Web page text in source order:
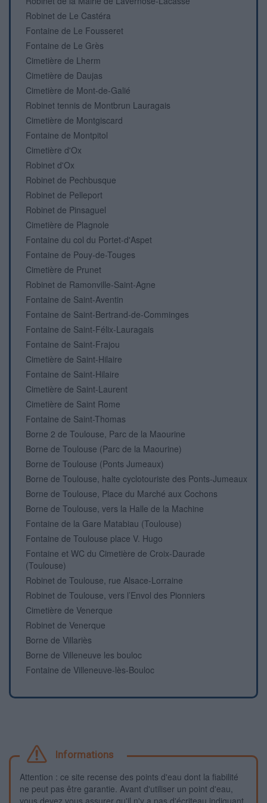
Robinet de Le Castéra
Fontaine de Le Fousseret
Fontaine de Le Grès
Cimetière de Lherm
Cimetière de Daujas
Cimetière de Mont-de-Galié
Robinet tennis de Montbrun Lauragais
Cimetière de Montgiscard
Fontaine de Montpitol
Cimetière d'Ox
Robinet d'Ox
Robinet de Pechbusque
Robinet de Pelleport
Robinet de Pinsaguel
Cimetière de Plagnole
Fontaine du col du Portet-d'Aspet
Fontaine de Pouy-de-Touges
Cimetière de Prunet
Robinet de Ramonville-Saint-Agne
Fontaine de Saint-Aventin
Fontaine de Saint-Bertrand-de-Comminges
Fontaine de Saint-Félix-Lauragais
Fontaine de Saint-Frajou
Cimetière de Saint-Hilaire
Fontaine de Saint-Hilaire
Cimetière de Saint-Laurent
Cimetière de Saint Rome
Fontaine de Saint-Thomas
Borne 2 de Toulouse, Parc de la Maourine
Borne de Toulouse (Parc de la Maourine)
Borne de Toulouse (Ponts Jumeaux)
Borne de Toulouse, halte cyclotouriste des Ponts-Jumeaux
Borne de Toulouse, Place du Marché aux Cochons
Borne de Toulouse, vers la Halle de la Machine
Fontaine de la Gare Matabiau (Toulouse)
Fontaine de Toulouse place V. Hugo
Fontaine et WC du Cimetière de Croix-Daurade
(Toulouse)
Robinet de Toulouse, rue Alsace-Lorraine
Robinet de Toulouse, vers l’Envol des Pionniers
Cimetière de Venerque
Robinet de Venerque
Borne de Villariès
Borne de Villeneuve les bouloc
Fontaine de Villeneuve-lès-Bouloc
Informations
Attention : ce site recense des points d'eau dont la fiabilité
ne peut pas être garantie. Avant d'utiliser un point d'eau,
vous devez vous assurer qu'il n'y a pas d'écriteau indiquant